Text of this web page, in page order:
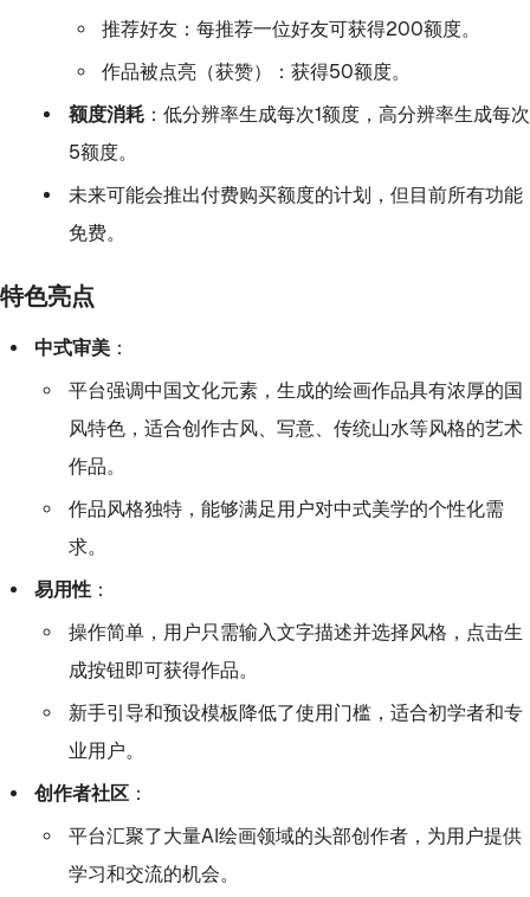
推荐好友：每推荐一位好友可获得200额度。
作品被点亮（获赞）：获得50额度。
额度消耗：低分辨率生成每次1额度，高分辨率生成每次
5额度。
未来可能会推出付费购买额度的计划，但目前所有功能
免费。
特色亮点
中式审美：
平台强调中国文化元素，生成的绘画作品具有浓厚的国
风特色，适合创作古风、写意、传统山水等风格的艺术
作品。
作品风格独特，能够满足用户对中式美学的个性化需
求。
易用性：
操作简单，用户只需输入文字描述并选择风格，点击生
成按钮即可获得作品。
新手引导和预设模板降低了使用门槛，适合初学者和专
业用户。
创作者社区：
平台汇聚了大量AI绘画领域的头部创作者，为用户提供
学习和交流的机会。